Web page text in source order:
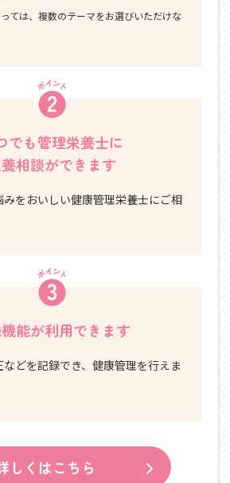
ては、複数のテーマをお選びいただけな
でも管理栄養士に
相談ができます
をおいしい健康管理栄養士にご相
能が利用できます
どを記録でき、健康管理を行えま
しくはこちら